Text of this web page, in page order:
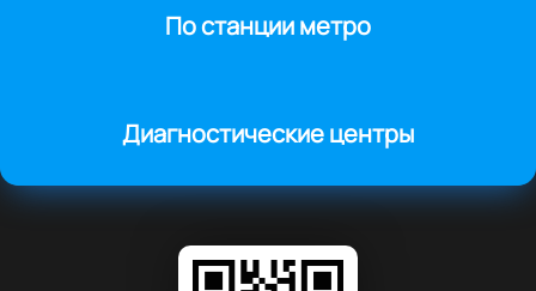
По станции метро
Диагностические центры